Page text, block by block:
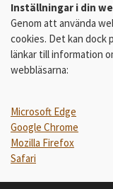
Inställningar i din
Genom att använda
cookies. Det kan dock
länkar till information
webbläsarna:
Microsoft Edge
Google Chrome
Mozilla Firefox
Safari